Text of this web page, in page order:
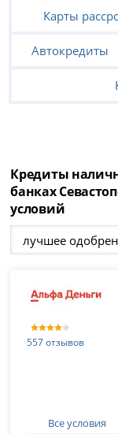
Карты
Автокредиты
Кредиты
банках
условий
лучшее
557 отзывов
Все условия